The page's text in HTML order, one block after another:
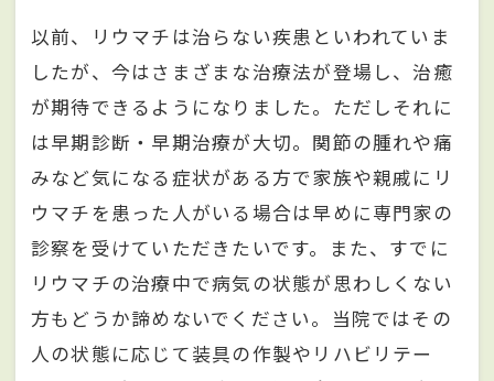
以前、リウマチは治らない疾患といわれていま
したが、今はさまざまな治療法が登場し、治癒
が期待できるようになりました。ただしそれに
は早期診断・早期治療が大切。関節の腫れや痛
みなど気になる症状がある方で家族や親戚にリ
ウマチを患った人がいる場合は早めに専門家の
診察を受けていただきたいです。また、すでに
リウマチの治療中で病気の状態が思わしくない
方もどうか諦めないでください。当院ではその
人の状態に応じて装具の作製やリハビリテー